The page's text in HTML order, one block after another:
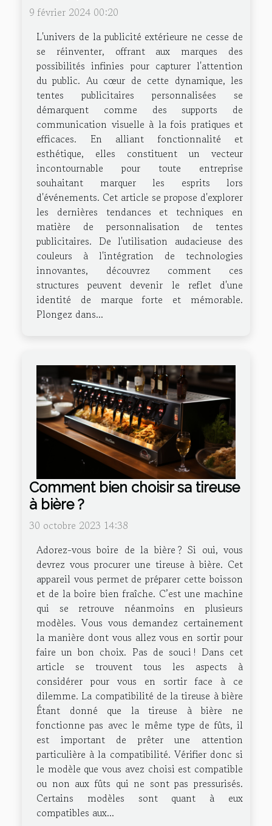
9 février 2024 00:20
L'univers de la publicité extérieure ne cesse de
se réinventer, offrant aux marques des
possibilités infinies pour capturer l'attention
du public. Au cœur de cette dynamique, les
tentes publicitaires personnalisées se
démarquent comme des supports de
communication visuelle à la fois pratiques et
efficaces. En alliant fonctionnalité et
esthétique, elles constituent un vecteur
incontournable pour toute entreprise
souhaitant marquer les esprits lors
d'événements. Cet article se propose d'explorer
les dernières tendances et techniques en
matière de personnalisation de tentes
publicitaires. De l'utilisation audacieuse des
couleurs à l'intégration de technologies
innovantes, découvrez comment ces
structures peuvent devenir le reflet d'une
identité de marque forte et mémorable.
Plongez dans...
Comment bien choisir sa tireuse
à bière ?
30 octobre 2023 14:38
Adorez-vous boire de la bière ? Si oui, vous
devrez vous procurer une tireuse à bière. Cet
appareil vous permet de préparer cette boisson
et de la boire bien fraîche. C’est une machine
qui se retrouve néanmoins en plusieurs
modèles. Vous vous demandez certainement
la manière dont vous allez vous en sortir pour
faire un bon choix. Pas de souci ! Dans cet
article se trouvent tous les aspects à
considérer pour vous en sortir face à ce
dilemme. La compatibilité de la tireuse à bière
Étant donné que la tireuse à bière ne
fonctionne pas avec le même type de fûts, il
est important de prêter une attention
particulière à la compatibilité. Vérifier donc si
le modèle que vous avez choisi est compatible
ou non aux fûts qui ne sont pas pressurisés.
Certains modèles sont quant à eux
compatibles aux...